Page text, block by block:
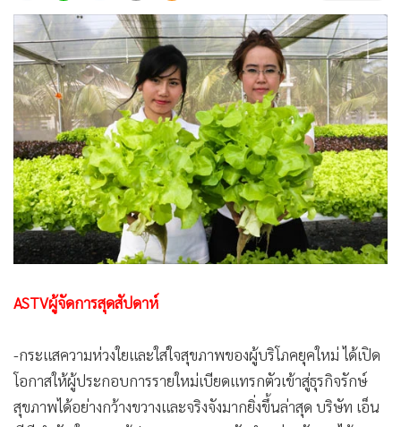
• ผู้จัดกวน
• Good health & Well-being
• Green Innovation & SD
• Management & HR
• MGR Live
• Infographic
• การเมือง
• ท่องเที่ยว
• กีฬา
• ต่างประเทศ
• Special Scoop
เศรษฐกิจ-ธุรกิจ
จีน
• ชุมชน-คุณภาพชีวิต
• อาชญากรรม
ASTVผู้จัดการสุดสัปดาห์
-กระแสความห่วงใยและใส่ใจสุขภาพของผู้บริโภคยุคใหม่ ได้เปิด
โอกาสให้ผู้ประกอบการรายใหม่เบียดแทรกตัวเข้าสู่ธุรกิจรักษ์
สุขภาพได้อย่างกว้างขวางและจริงจังมากยิ่งขึ้นล่าสุด บริษัท เอ็น